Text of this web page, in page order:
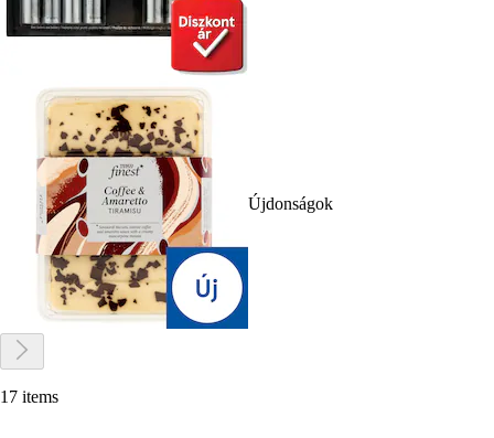
Újdonságok
17 items